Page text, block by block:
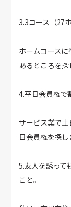
3.3コース（27
ホームコース
あるところを探
4.平日会員権で
サービス業で
日会員権を探し
5.友人を誘って
こと。